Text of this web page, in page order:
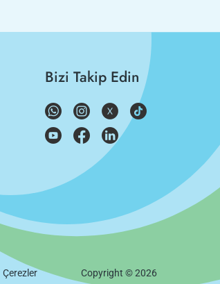
Bizi Takip Edin
Çerezler Copyright ©2026